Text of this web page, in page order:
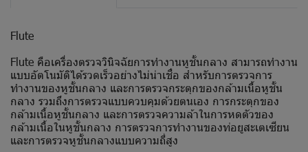
Flute
Flute คือเครื่องตรวจวินิจฉัยการทำงานหูชั้นกลาง สามารถทำงาน
แบบอัตโนมัติได้รวดเร็วอย่างไม่น่าเชื่อ สำหรับการตรวจการ
ทำงานของหูชั้นกลาง และการตรวจกระตุกของกล้ามเนื้อหูชั้น
กลาง รวมถึงการตรวจแบบควบคุมด้วยตนเอง การกระตุกของ
กล้ามเนื้อหูชั้นกลาง และการตรวจความล้าในการหดตัวของ
กล้ามเนื้อในหูชั้นกลาง การตรวจการทำงานของท่อยูสะเตเซียน
และการตรวจหูชั้นกลางแบบความถี่สูง